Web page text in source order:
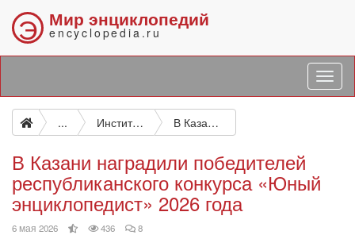
Э Мир энциклопедий
encyclopedia.ru
... Институт татарской энциклопедии В Казани наградили победителей республиканского конкурса «Юный энциклопедист» 2026 года
В Казани наградили победителей
республиканского конкурса «Юный
энциклопедист» 2026 года
6 мая 2026
выборпросмотров
436 комментариев
8